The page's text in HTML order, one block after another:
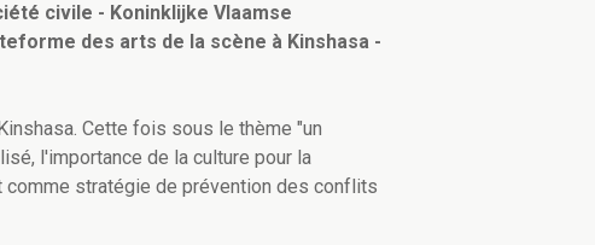
civile - Koninklijke Vlaamse
des arts de la scène à Kinshasa -
Cette fois sous le thème "un
l'importance de la culture pour la
stratégie de prévention des conflits